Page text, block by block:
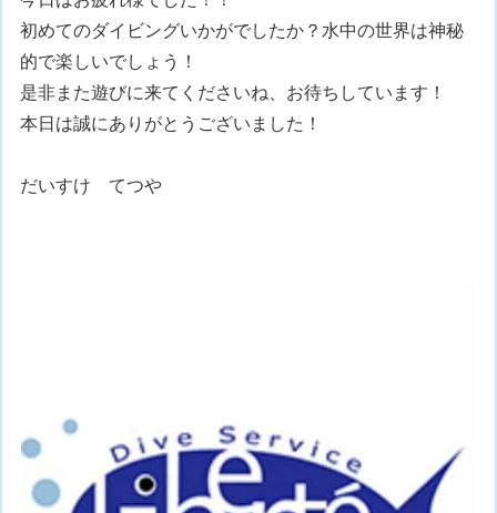
初めてのダイビングいかがでしたか？水中の世界は神秘
的で楽しいでしょう！
是非また遊びに来てくださいね、お待ちしています！
本日は誠にありがとうございました！
だいすけ てつや